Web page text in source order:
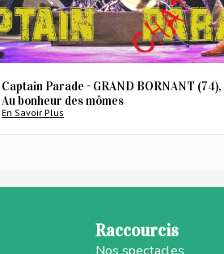
Captain Parade - GRAND BORNANT (74),
Au bonheur des mômes
En Savoir Plus
Raccourcis
Nos spectacles